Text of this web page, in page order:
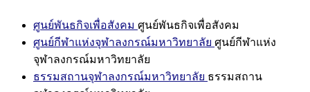
ศูนย์พันธกิจเพื่อสังคม ศูนย์พันธกิจเพื่อสังคม
ศูนย์กีฬาแห่งจุฬาลงกรณ์มหาวิทยาลัย ศูนย์กีฬาแห่ง
จุฬาลงกรณ์มหาวิทยาลัย
ธรรมสถานจุฬาลงกรณ์มหาวิทยาลัย ธรรมสถาน